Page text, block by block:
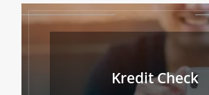
Kredit Check